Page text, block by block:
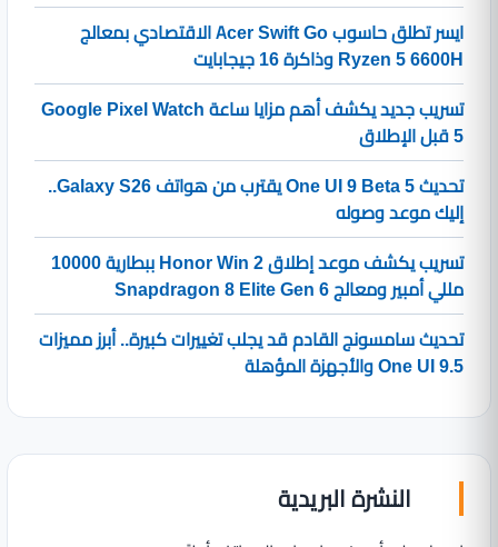
ايسر تطلق حاسوب Acer Swift Go الاقتصادي بمعالج
Ryzen 5 6600H وذاكرة 16 جيجابايت
تسريب جديد يكشف أهم مزايا ساعة Google Pixel Watch
5 قبل الإطلاق
تحديث One UI 9 Beta 5 يقترب من هواتف Galaxy S26..
إليك موعد وصوله
تسريب يكشف موعد إطلاق Honor Win 2 ببطارية 10000
مللي أمبير ومعالج Snapdragon 8 Elite Gen 6
تحديث سامسونج القادم قد يجلب تغييرات كبيرة.. أبرز مميزات
One UI 9.5 والأجهزة المؤهلة
النشرة البريدية